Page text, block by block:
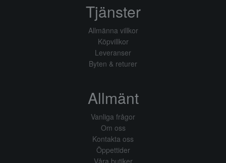
Tjänster
Allmänna villkor
Köpvillkor
Leveranser
Byten & returer
Allmänt
Vanliga frågor
Om oss
Kontakta oss
Öppettider
Våra butiker